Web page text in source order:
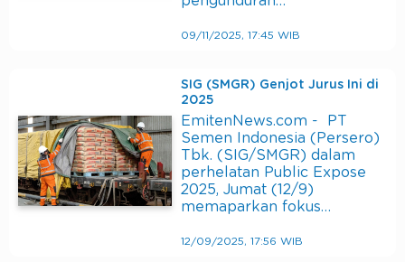
09/11/2025, 17:45 WIB
SIG (SMGR) Genjot Jurus Ini di
2025
EmitenNews.com - PT
Semen Indonesia (Persero)
Tbk. (SIG/SMGR) dalam
perhelatan Public Expose
2025, Jumat (12/9)
memaparkan fokus…
12/09/2025, 17:56 WIB